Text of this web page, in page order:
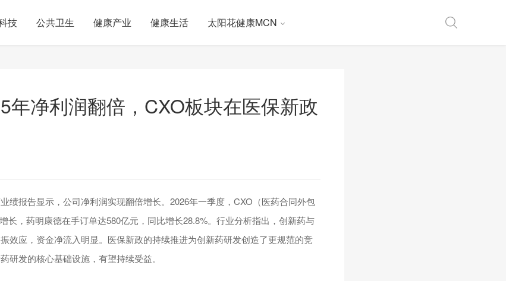
技 公共卫生 健康产业 健康生活 太阳花健康MCN
年净利润翻倍，CXO板块在医保新政
绩报告显示，公司净利润实现翻倍增长。2026年一季度，CXO（医药合同外包
长，药明康德在手订单达580亿元，同比增长28.8%。行业分析指出，创新药与
效应，资金净流入明显。医保新政的持续推进为创新药研发创造了更规范的竞
研发的核心基础设施，有望持续受益。